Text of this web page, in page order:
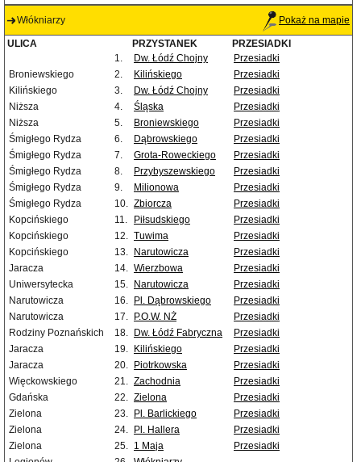
Włókniarzy Pokaż na mapie
ULICA PRZYSTANEK
PRZESIADKI
1.
Dw. Łódź Chojny
Przesiadki
Broniewskiego
2. Kilińskiego
Przesiadki
Kilińskiego
3. Dw. Łódź Chojny
Przesiadki
Niższa
4. Śląska
Przesiadki
Niższa
5. Broniewskiego
Przesiadki
Śmigłego Rydza
6. Dąbrowskiego
Przesiadki
Śmigłego Rydza
7. Grota-Roweckiego
Przesiadki
Śmigłego Rydza
8. Przybyszewskiego
Przesiadki
Śmigłego Rydza
9. Milionowa
Przesiadki
Śmigłego Rydza
10. Zbiorcza
Przesiadki
Kopcińskiego
11. Piłsudskiego
Przesiadki
Kopcińskiego
12. Tuwima
Przesiadki
Kopcińskiego
13. Narutowicza
Przesiadki
Jaracza
14. Wierzbowa
Przesiadki
Uniwersytecka
15. Narutowicza
Przesiadki
Narutowicza
16. Pl. Dąbrowskiego
Przesiadki
Narutowicza
17. P.O.W. NŻ
Przesiadki
Rodziny Poznańskich
18. Dw. Łódź Fabryczna
Przesiadki
Jaracza
19. Kilińskiego
Przesiadki
Jaracza
20. Piotrkowska
Przesiadki
Więckowskiego
21. Zachodnia
Przesiadki
Gdańska
22. Zielona
Przesiadki
Zielona
23. Pl. Barlickiego
Przesiadki
Zielona
24. Pl. Hallera
Przesiadki
Zielona
25. 1 Maja
Przesiadki